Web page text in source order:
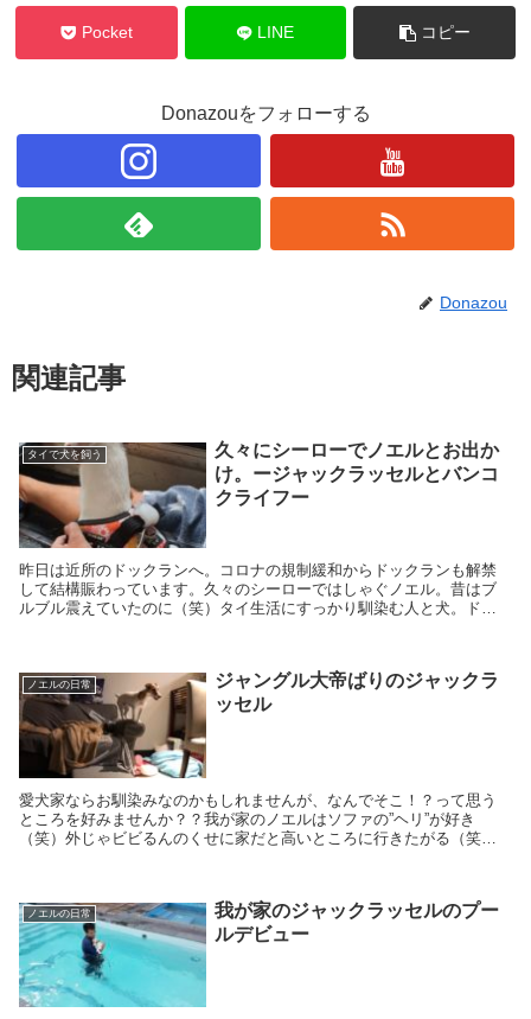
Pocket LINE コピー
Donazouをフォローする
Donazou
関連記事
タイで犬を飼う
久々にシーローでノエルとお出か
け。ージャックラッセルとバンコ
クライフー
昨日は近所のドックランへ。コロナの規制緩和からドックランも解禁
して結構賑わっています。久々のシーローではしゃぐノエル。昔はブ
ルブル震えていたのに（笑）タイ生活にすっかり馴染む人と犬。ドッ
ノエルの日常
ジャングル大帝ばりのジャックラ
ッセル
愛犬家ならお馴染みなのかもしれませんが、なんでそこ！？って思う
ところを好みませんか？？我が家のノエルはソファの”ヘリ”が好き
（笑）外じゃビビるんのくせに家だと高いところに行きたがる（笑）
ノエルの日常
我が家のジャックラッセルのプー
ルデビュー